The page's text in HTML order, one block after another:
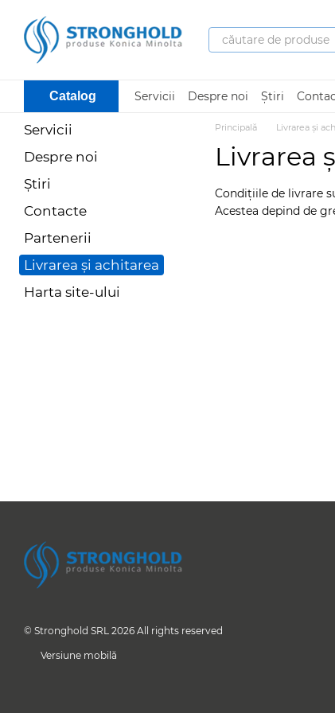
Catalog Servicii Despre noi Știri
Principală Livrarea și
Livrarea
Condițiile de livrare
Acestea depind de
Servicii
Despre noi
Știri
Contacte
Partenerii
Livrarea și achitarea
Harta site-ului
© Stronghold SRL 2026 All rights reserved
Versiune mobilă